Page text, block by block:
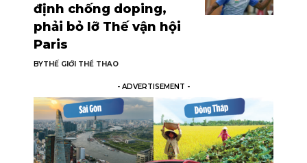
định chống doping,
phải bỏ lỡ Thế vận hội
Paris
BYTHẾ GIỚI THỂ THAO
- ADVERTISEMENT -